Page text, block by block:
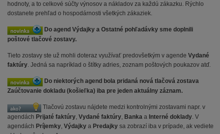
hodnoty, a to celkové súčty výnosov a nákladov za každú zákazku. Rýchlo
dostanete prehľad o hospodárnosti všetkých zákaziek.
Do agend Výdajky a Ostatné pohľadávky sme doplnili
poštové tlačové zostavy.
Tieto zostavy ste už mohli doteraz využívať predovšetkým v agende Vydané
faktúry. Jedná sa napríklad o štítky adries, zoznam poštových poukazov atď.
Do niektorých agend bola pridaná nová tlačová zostava
Zaúčtovanie dokladu (košieľka) iba pre jeden aktuálny záznam.
Tlačovú zostavu nájdete medzi kontrolnými zostavami napr. v
agendách Prijaté faktúry, Vydané faktúry, Banka a Interné doklady. V
agendách Príjemky, Výdajky a Predajky sa zobrazí iba v prípade, ak vediete